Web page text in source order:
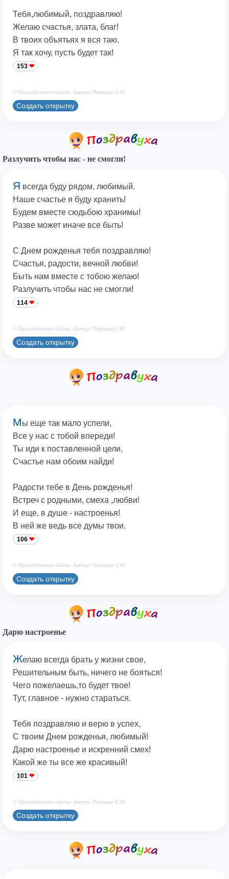
Тебя,любимый, поздравляю!
Желаю счастья, злата, благ!
В твоих объятьях я вся таю.
Я так хочу, пусть будет так!
153
© Принадлежит сайту. Автор: Пивовар С.М.
Создать открытку
Разлучить чтобы нас - не смогли!
Я всегда буду рядом, любимый.
Наше счастье я буду хранить!
Будем вместе сюдьбою хранимы!
Разве может иначе все быть!
С Днем рожденья тебя поздравляю!
Счастья, радости, вечной любви!
Быть нам вместе с тобою желаю!
Разлучить чтобы нас не смогли!
114
© Принадлежит сайту. Автор: Пивовар С.М.
Создать открытку
Мы еще так мало успели,
Все у нас с тобой впереди!
Ты иди к поставленной цели,
Счастье нам обоим найди!
Радости тебе в День рожденья!
Встреч с родными, смеха ,любви!
И еще, в душе - настроенья!
В ней же ведь все думы твои.
106
© Принадлежит сайту. Автор: Пивовар С.М.
Создать открытку
Дарю настроенье
Желаю всегда брать у жизни свое,
Решительным быть, ничего не бояться!
Чего пожелаешь,то будет твое!
Тут, главное - нужно стараться.
Тебя поздравляю и верю в успех,
С твоим Днем рожденья, любимый!
Дарю настроенье и искренний смех!
Какой же ты все же красивый!
101
© Принадлежит сайту. Автор: Пивовар С.М.
Создать открытку